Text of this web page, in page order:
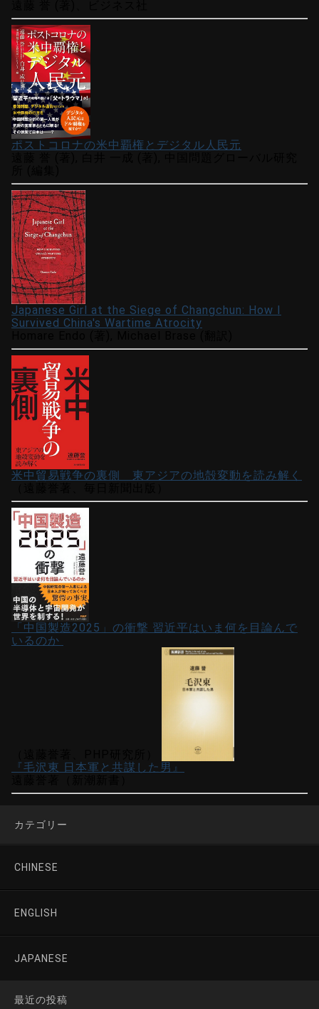
ポストコロナの米中覇権とデジタル人民元
Japanese Girl at the Siege of Changchun: How I
Survived China's Wartime Atrocity
米中貿易戦争の裏側 東アジアの地殻変動を読み解く
「中国製造2025」の衝撃 習近平はいま何を目論んで
いるのか
『毛沢東 日本軍と共謀した男』
カテゴリー
CHINESE
ENGLISH
JAPANESE
最近の投稿